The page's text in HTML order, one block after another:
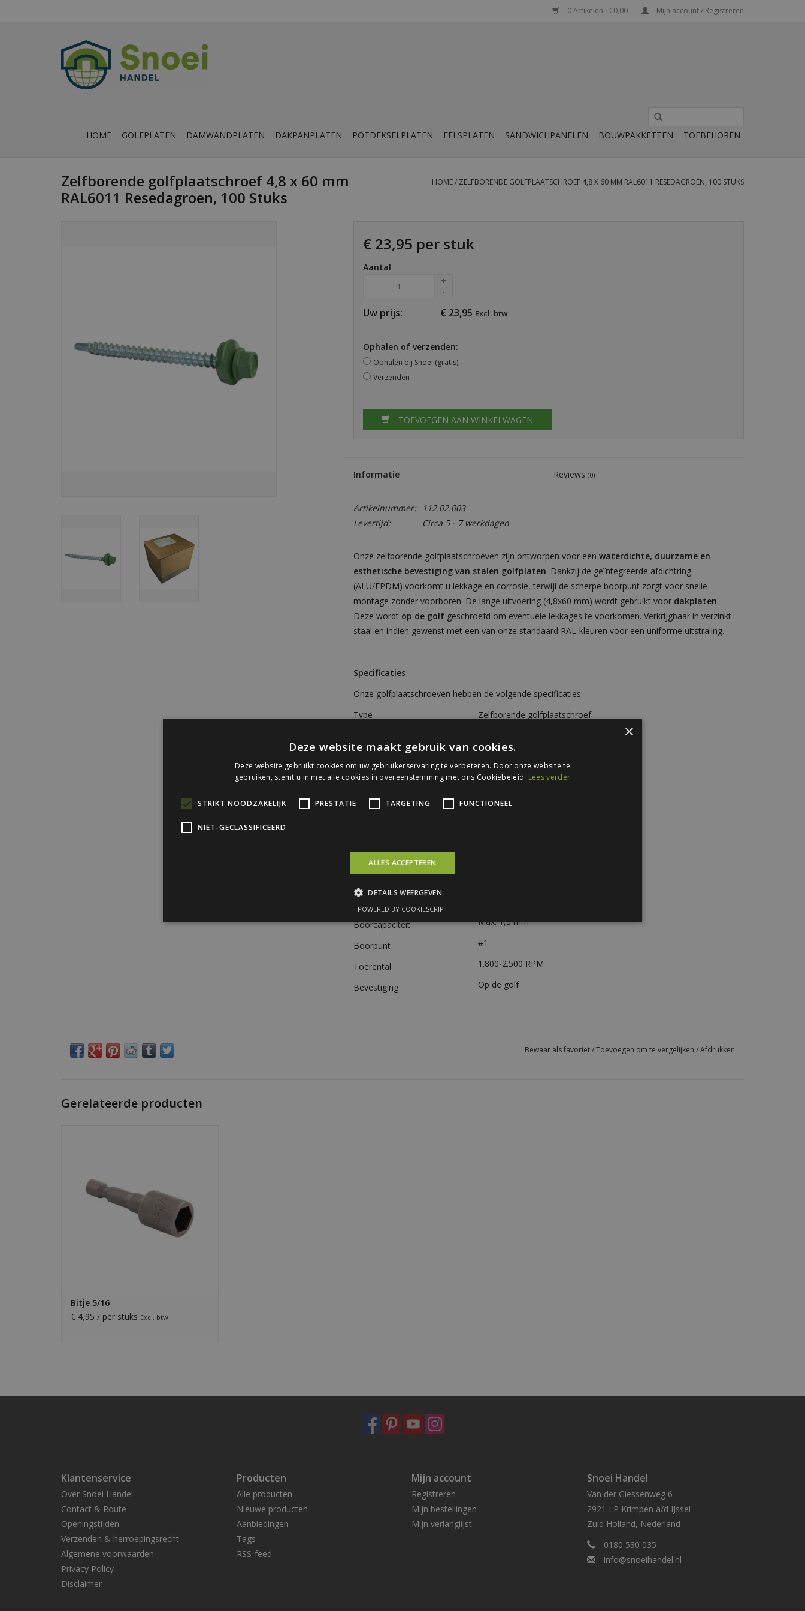
0 Artikelen - €0,00 Mijn account / Registreren
HOME GOLFPLATEN DAMWANDPLATEN DAKPANPLATEN POTDEKSELPLATEN FELSPLATEN SANDWICHPANELEN BOUWPAKKETTEN TOEBEHOREN
Zelfborende golfplaatschroef 4,8 x 60 mm
RAL6011 Resedagroen, 100 Stuks
HOME/ ZELFBORENDE GOLFPLAATSCHROEF 4,8 X 60 MM RAL6011 RESEDAGROEN, 100 STUKS
€ 23,95 per stuk
Aantal
+
-
Uw prijs: € 23,95 Excl. btw
Ophalen of verzenden:
Ophalen bij Snoei (gratis)
Verzenden
TOEVOEGEN AAN WINKELWAGEN
Informatie Reviews(0)
Artikelnummer:
112.02.003
Levertijd:
Circa 5 - 7 werkdagen
Onze zelfborende golfplaatschroeven zijn ontworpen voor een waterdichte, duurzame en
esthetische bevestiging van stalen golfplaten. Dankzij de geïntegreerde afdichtring
(ALU/EPDM) voorkomt u lekkage en corrosie, terwijl de scherpe boorpunt zorgt voor snelle
montage zonder voorboren. De lange uitvoering (4,8x60 mm) wordt gebruikt voor dakplaten.
Deze wordt op de golfgeschroefd om eventuele lekkages te voorkomen. Verkrijgbaar in verzinkt
staal en indien gewenst met een van onze standaard RAL-kleuren voor een uniforme uitstraling.
Specificaties
Onze golfplaatschroeven hebben de volgende specificaties:
Type
Zelfborende golfplaatschroef
Functionele lengte
53 mm
Klembereik
0-30 mm
Afdichting
Boorcapaciteit Max. 1,5 mm
Boorpunt #1
Toerental 1.800-2.500 RPM
Bevestiging Op de golf
Bewaar als favoriet/Toevoegen om te vergelijken /Afdrukken
Gerelateerde producten
Bitje 5/16
€ 4,95 / per stuks Excl. btw
Klantenservice
Over Snoei Handel
Contact & Route
Openingstijden
Verzenden & herroepingsrecht
Algemene voorwaarden
Privacy Policy
Disclaimer
Producten
Alle producten
Nieuwe producten
Aanbiedingen
Tags
RSS-feed
Mijn account
Registreren
Mijn bestellingen
Mijn verlanglijst
Snoei Handel
Van der Giessenweg 6
2921 LP Krimpen a/d IJssel
Zuid Holland, Nederland
0180 530 035
info@snoeihandel.nl
×
Deze website maakt gebruik van cookies.
Deze website gebruikt cookies om uw gebruikerservaring te verbeteren. Door onze website te
gebruiken, stemt u in met alle cookies in overeenstemming met ons Cookiebeleid. Lees verder
STRIKT NOODZAKELIJK PRESTATIE TARGETING FUNCTIONEEL
NIET-GECLASSIFICEERD
ALLES ACCEPTEREN
DETAILS WEERGEVEN
POWERED BY COOKIESCRIPT